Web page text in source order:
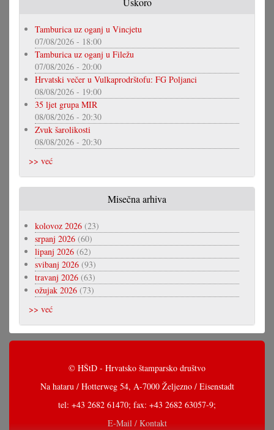
Tamburica uz oganj u Vincjetu
07/08/2026 - 18:00
Tamburica uz oganj u Filežu
07/08/2026 - 20:00
Hrvatski večer u Vulkaprodrštofu: FG Poljanci
08/08/2026 - 19:00
35 ljet grupa MIR
08/08/2026 - 20:30
Zvuk šarolikosti
08/08/2026 - 20:30
>> već
Misečna arhiva
kolovoz 2026 (23)
srpanj 2026 (60)
lipanj 2026 (62)
svibanj 2026 (93)
travanj 2026 (63)
ožujak 2026 (73)
>> već
© HŠtD - Hrvatsko štamparsko društvo
Na hataru / Hotterweg 54, A-7000 Željezno / Eisenstadt
tel: +43 2682 61470; fax: +43 2682 63057-9;
E-Mail / Kontakt